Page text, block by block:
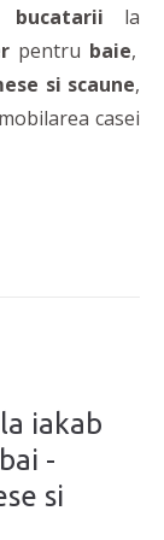
bucatarii la
pentru baie,
si scaune,
casei
iakab
-
si